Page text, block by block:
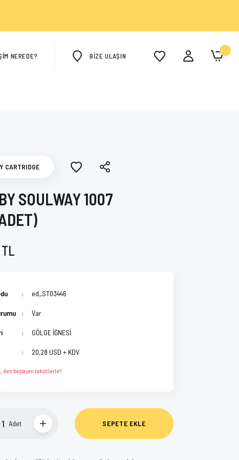
NEREDE? BİZE ULAŞIN
CARTRIDGE
SOULWAY 1007
ed_ST03446
Var
GÖLGE İĞNESİ
20,28 USD + KDV
den başlayan taksitlerle!!
Adet SEPETE EKLE